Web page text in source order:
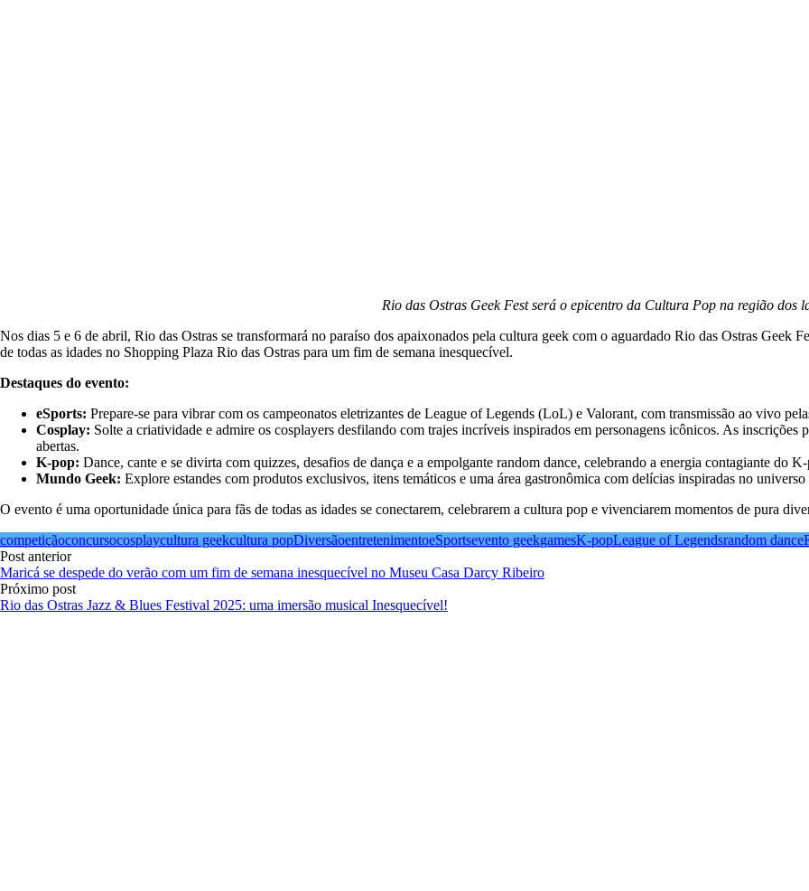
Rio das Ostras Geek Fest será o epicentro da Cultura Pop na região dos
Nos dias 5 e 6 de abril, Rio das Ostras se transformará no paraíso dos apaixonados pela cultura geek com o aguardado Rio das Ostras Geek
de todas as idades no Shopping Plaza Rio das Ostras para um fim de semana inesquecível.
Destaques do evento:
eSports: Prepare-se para vibrar com os campeonatos eletrizantes de League of Legends (LoL) e Valorant, com transmissão ao vivo
Cosplay: Solte a criatividade e admire os cosplayers desfilando com trajes incríveis inspirados em personagens icônicos. As
abertas.
K-pop: Dance, cante e se divirta com quizzes, desafios de dança e a empolgante random dance, celebrando a energia contagiante do
Mundo Geek: Explore estandes com produtos exclusivos, itens temáticos e uma área gastronômica com delícias inspiradas no universo
O evento é uma oportunidade única para fãs de todas as idades se conectarem, celebrarem a cultura pop e vivenciarem momentos de pura
competiçãoconcursocosplaycultura geekcultura popDiversãoentretenimentoeSportsevento geekgamesK-popLeague of Legendsrandom dance
Post anterior
Maricá se despede do verão com um fim de semana inesquecível no Museu Casa Darcy Ribeiro
Próximo post
Rio das Ostras Jazz & Blues Festival 2025: uma imersão musical Inesquecível!